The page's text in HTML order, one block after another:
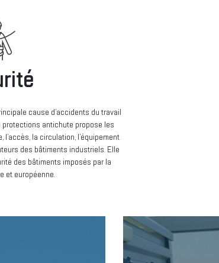
cause d’accidents du travail
protections antichute propose les
la circulation, l’équipement
des bâtiments industriels. Elle
des bâtiments imposés par la
et européenne.